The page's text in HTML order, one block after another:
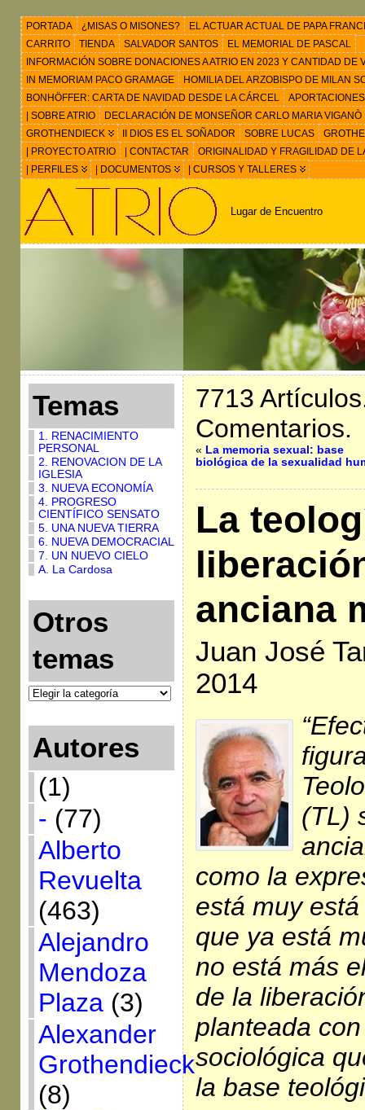
PORTADA ¿MISAS O MISONES?
EL ACTUAR ACTUAL DE PAPA
CARRITO
TIENDA SALVADOR SANTOS
EL MEMORIAL DE PASCAL
INFORMACIÓN SOBRE DONACIONES A ATRIO EN 2023 Y CANTIDAD
IN MEMORIAM PACO GRAMAGE
HOMILIA DEL ARZOBISPO DE MILAN
BONHÖFFER: CARTA DE NAVIDAD DESDE LA CÁRCEL
| SOBRE ATRIO
DECLARACIÓN DE MONSEÑOR CARLO MARIA VIGANÒ
GROTHENDIECK
II DIOS ES EL SOÑADOR SOBRE LUCAS
| PROYECTO ATRIO
| CONTACTAR
ORIGINALIDAD Y FRAGILIDAD DE
| PERFILES
| DOCUMENTOS | CURSOS Y TALLERES
Lugar de Encuentro
Temas
1. RENACIMIENTO
PERSONAL
2. RENOVACION DE LA
IGLESIA
3. NUEVA ECONOMÍA
4. PROGRESO
CIENTÍFICO SENSATO
5. UNA NUEVA TIERRA
6. NUEVA DEMOCRACIAL
7. UN NUEVO CIELO
A. La Cardosa
Otros
temas
Autores
(1)
- (77)
Alberto
Revuelta
(463)
Alejandro
Mendoza
Plaza(3)
Alexander
Grothendieck
(8)
7713
Comentarios.
« La memoria sexual: base
biológica de la sexualidad
La
anciana
Juan José
2014
(TL)
como la
está muy
que ya está
no está más
de la
planteada
sociológica
la base